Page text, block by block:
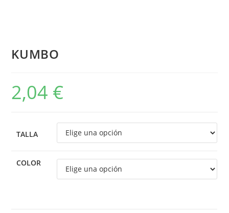
KUMBO
2,04 €
TALLA
COLOR